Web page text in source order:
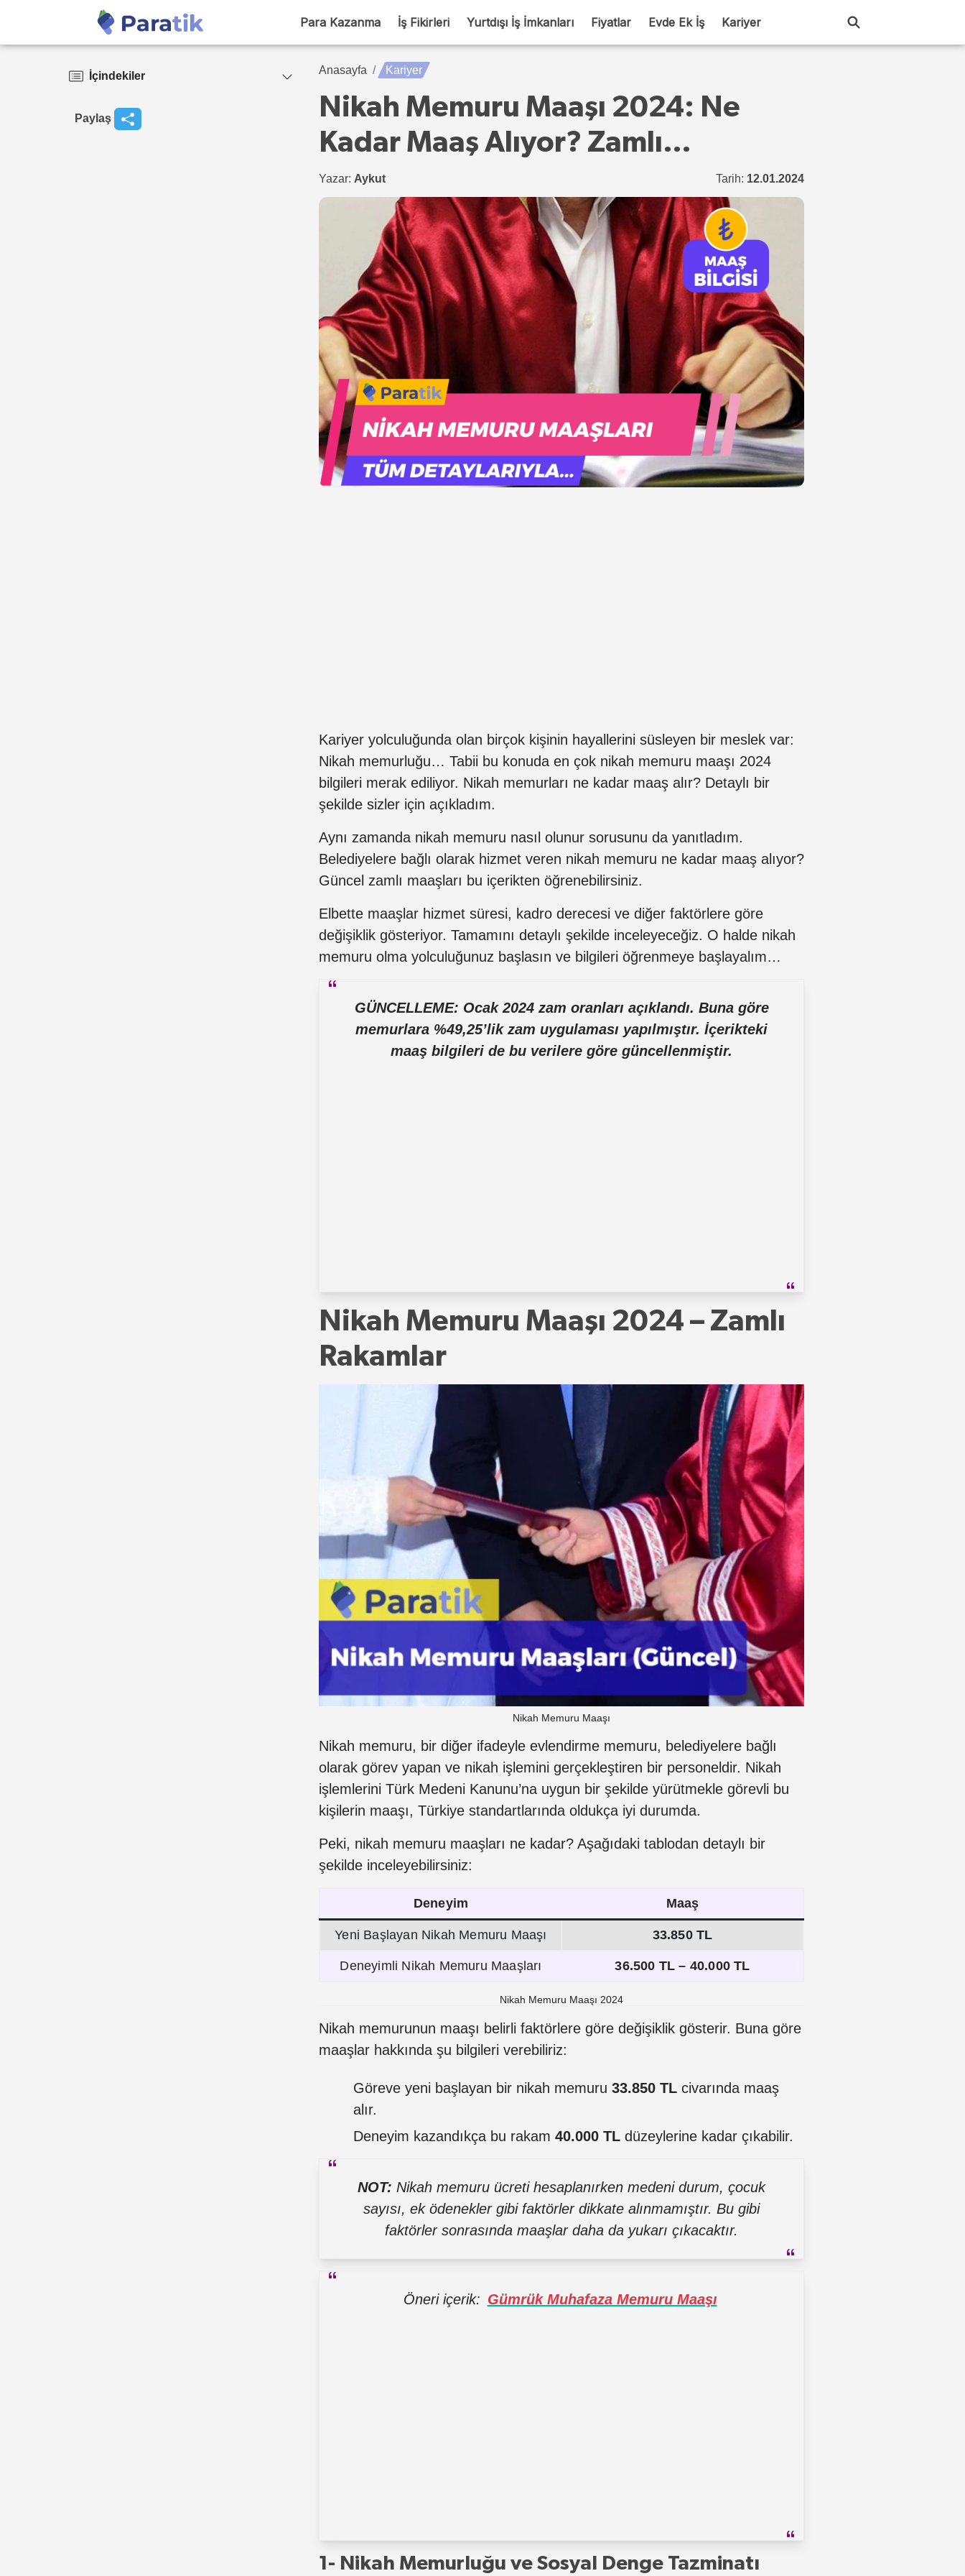
Para Kazanma İş Fikirleri Yurtdışı İş İmkanları Fiyatlar Evde Ek İş Kariyer
İçindekiler
Paylaş
Anasayfa Kariyer
Nikah Memuru Maaşı 2024: Ne
Kadar Maaş Alıyor? Zamlı…
Yazar: Aykut Tarih: 12.01.2024
Kariyer yolculuğunda olan birçok kişinin hayallerini süsleyen bir meslek var:
Nikah memurluğu… Tabii bu konuda en çok nikah memuru maaşı 2024
bilgileri merak ediliyor. Nikah memurları ne kadar maaş alır? Detaylı bir
şekilde sizler için açıkladım.
Aynı zamanda nikah memuru nasıl olunur sorusunu da yanıtladım.
Belediyelere bağlı olarak hizmet veren nikah memuru ne kadar maaş alıyor?
Güncel zamlı maaşları bu içerikten öğrenebilirsiniz.
Elbette maaşlar hizmet süresi, kadro derecesi ve diğer faktörlere göre
değişiklik gösteriyor. Tamamını detaylı şekilde inceleyeceğiz. O halde nikah
memuru olma yolculuğunuz başlasın ve bilgileri öğrenmeye başlayalım…
GÜNCELLEME: Ocak 2024 zam oranları açıklandı. Buna göre
memurlara %49,25’lik zam uygulaması yapılmıştır. İçerikteki
maaş bilgileri de bu verilere göre güncellenmiştir.
Nikah Memuru Maaşı 2024 – Zamlı
Rakamlar
Nikah Memuru Maaşı
Nikah memuru, bir diğer ifadeyle evlendirme memuru, belediyelere bağlı
olarak görev yapan ve nikah işlemini gerçekleştiren bir personeldir. Nikah
işlemlerini Türk Medeni Kanunu’na uygun bir şekilde yürütmekle görevli bu
kişilerin maaşı, Türkiye standartlarında oldukça iyi durumda.
Peki, nikah memuru maaşları ne kadar? Aşağıdaki tablodan detaylı bir
şekilde inceleyebilirsiniz:
Deneyim Maaş
Yeni Başlayan Nikah Memuru Maaşı 33.850 TL
Deneyimli Nikah Memuru Maaşları 36.500 TL – 40.000 TL
Nikah Memuru Maaşı 2024
Nikah memurunun maaşı belirli faktörlere göre değişiklik gösterir. Buna göre
maaşlar hakkında şu bilgileri verebiliriz:
Göreve yeni başlayan bir nikah memuru 33.850 TL civarında maaş
alır.
Deneyim kazandıkça bu rakam 40.000 TL düzeylerine kadar çıkabilir.
NOT: Nikah memuru ücreti hesaplanırken medeni durum, çocuk
sayısı, ek ödenekler gibi faktörler dikkate alınmamıştır. Bu gibi
faktörler sonrasında maaşlar daha da yukarı çıkacaktır.
Öneri içerik: Gümrük Muhafaza Memuru Maaşı
1- Nikah Memurluğu ve Sosyal Denge Tazminatı